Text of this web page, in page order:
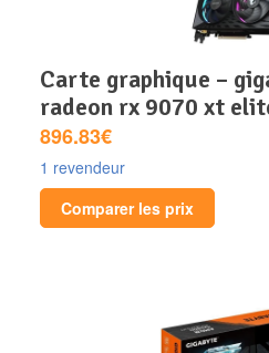
carte graphique – gigabyte – aorus
radeon rx 9070 xt
896.83€
1 revendeur
Comparer les prix